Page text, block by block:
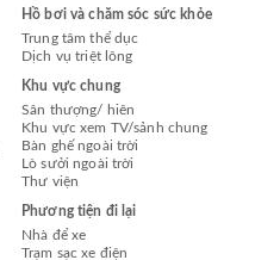
Hồ bơi và chăm sóc sức khỏe
Trung tâm thể dục
Dịch vụ triệt lông
Khu vực chung
Sân thượng/ hiên
Khu vực xem TV/sảnh chung
Bàn ghế ngoài trời
Lò sưởi ngoài trời
Thư viện
Phương tiện đi lại
Nhà để xe
Trạm sạc xe điện